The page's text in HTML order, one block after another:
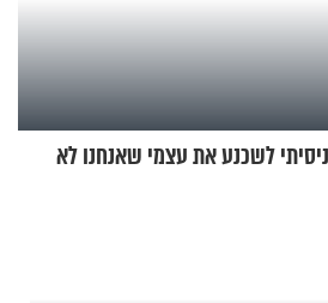
לשכנע את עצמי שאנחנו לא